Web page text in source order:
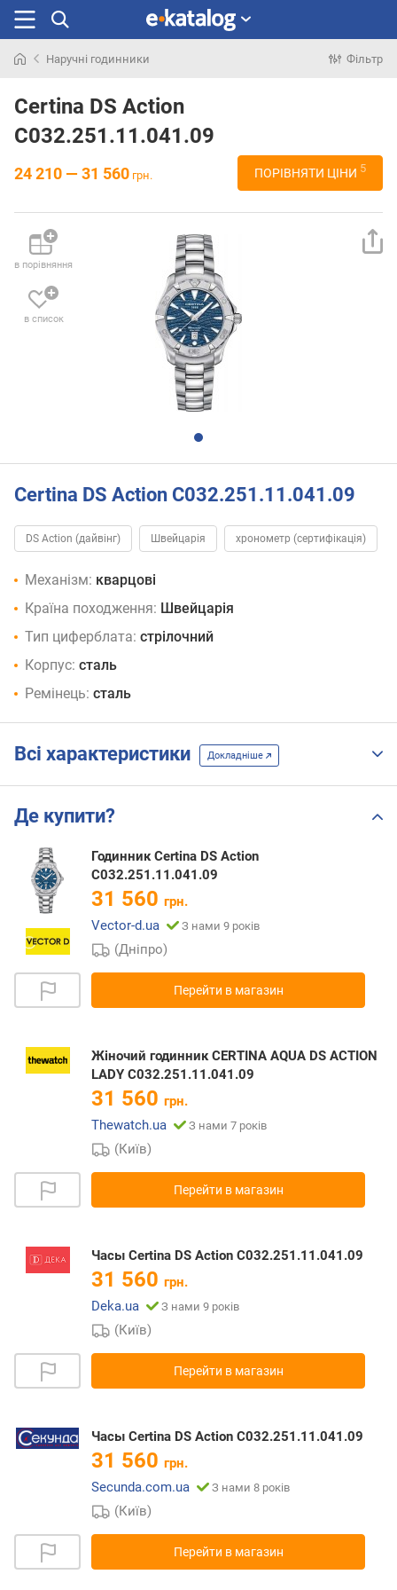
раніше
Наручні годинники Фільтр
Certina DS Action
C032.251.11.041.09
24 210 — 31 560 грн. ПОРІВНЯТИ ЦІНИ 5
в порівняння
в список
Certina DS Action C032.251.11.041.09
DS Action (дайвінг) Швейцарія хронометр (сертифікація)
Механізм: кварцові
Країна походження: Швейцарія
Тип циферблата: стрілочний
Корпус: сталь
Ремінець: сталь
Всі характеристики Докладніше
Де купити?
Годинник Certina DS Action
C032.251.11.041.09
31 560 грн.
Vector-d.ua
З нами 9 років
(Дніпро)
Перейти в магазин
Жіночий годинник CERTINA AQUA DS ACTION
LADY C032.251.11.041.09
31 560 грн.
Thewatch.ua
З нами 7 років
(Київ)
Перейти в магазин
Часы Certina DS Action C032.251.11.041.09
31 560 грн.
Deka.ua
З нами 9 років
(Київ)
Перейти в магазин
Часы Certina DS Action C032.251.11.041.09
31 560 грн.
Secunda.com.ua
З нами 8 років
(Київ)
Перейти в магазин